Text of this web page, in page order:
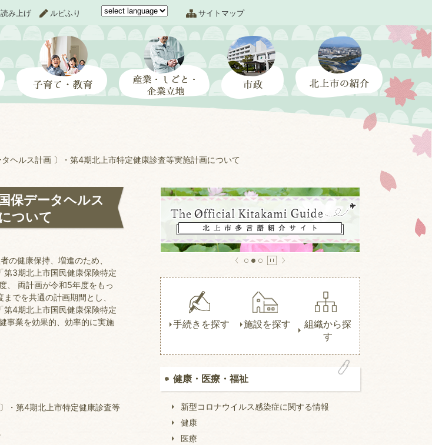
み上げ ルビふり サイトマップ
ヘルス計画 〕・第4期北上市特定健康診査等実施計画について
保データヘルス
ついて
健康保持、増進のため、
第3期北上市国民健康保険特定
、 両計画が令和5年度をもっ
でを共通の計画期間とし、
第4期北上市国民健康保険特定
事業を効果的、効率的に実施
・第4期北上市特定健康診査等
手続きを探す 施設を探す
組織から探
す
健康・医療・福祉
新型コロナウイルス感染症に関する情報
健康
医療